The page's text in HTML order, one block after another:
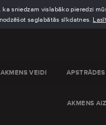
sniedzam vislabāko pieredzi
saglabātās sīkdatnes.
AKMENS VEIDI
AKMENS